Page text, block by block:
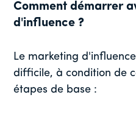
Comment démarrer
d'influence ?
Le marketing
difficile, à condition de
étapes de base :